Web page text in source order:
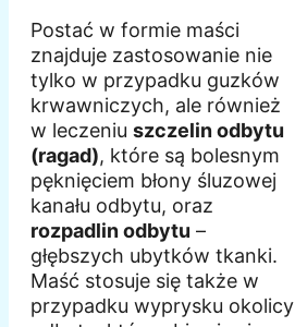
Postać w formie maści
znajduje zastosowanie nie
tylko w przypadku guzków
krwawniczych, ale również
w leczeniu szczelin odbytu
(ragad), które są bolesnym
pęknięciem błony śluzowej
kanału odbytu, oraz
rozpadlin odbytu –
głębszych ubytków tkanki.
Maść stosuje się także w
przypadku wyprysku okolicy